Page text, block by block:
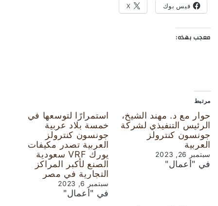
فيس بوك X
معجب بهذه:
مرتبط
حوار مع د. مهند الشيخ،
الرئيس التنفيذي لشركة
جونسون كنترولز
العربية
سبتمبر 26, 2023
في "أعمال"
استمرارًا لتوسعها في
خمسة بلاد عربية
جونسون كنترولز
العربية تصدر مكيفات
يورك VRF سعودية
الصنع لأكبر المراكز
التجارية في مصر
سبتمبر 6, 2023
في "أعمال"